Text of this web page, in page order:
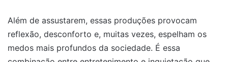
Além de assustarem, essas produções provocam
reflexão, desconforto e, muitas vezes, espelham os
medos mais profundos da sociedade. É essa